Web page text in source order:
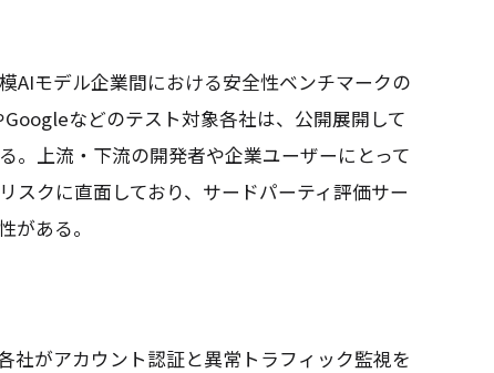
AIモデル企業間における安全性ベンチマークの
などのテスト対象各社は、公開展開して
。上流・下流の開発者や企業ユーザーにとって
スクに直面しており、サードパーティ評価サー
がある。
社がアカウント認証と異常トラフィック監視を